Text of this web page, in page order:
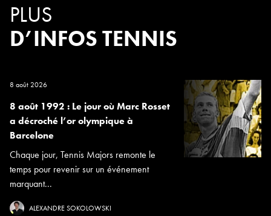
PLUS
D’INFOS TENNIS
8 août 2026
8 août 1992 : Le jour où Marc Rosset
a décroché l’or olympique à
Barcelone
Chaque jour, Tennis Majors remonte le
temps pour revenir sur un événement
marquant...
ALEXANDRE SOKOLOWSKI